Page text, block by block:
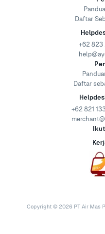
Daftar
+62 823
Daftar
+62 821
Copyright © 2026 PT Air Mas